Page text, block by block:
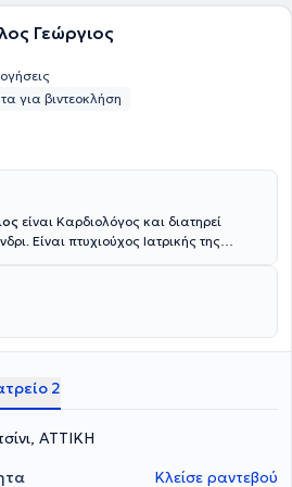
Γεώργιος
για βιντεοκλήση
είναι Καρδιολόγος και διατηρεί
Είναι πτυχιούχος Ιατρικής της
κι ακολούθως Καρδιολογίας στο
ενώ διετέλεσε Επιμελητής
του Νοσοκομείου ΙΑΣΩ General.
Τεχνικές Υπερηχοκαρδιογραφίας
Νοσοκομείου Πατρών. Παράλληλα με
διατελεί Επιστημονικός
του αρτιότητα και την πείρα
στην Υπερηχοκαρδιολογία, την
2
ΑΤΤΙΚΗ
Κλείσε ραντεβού